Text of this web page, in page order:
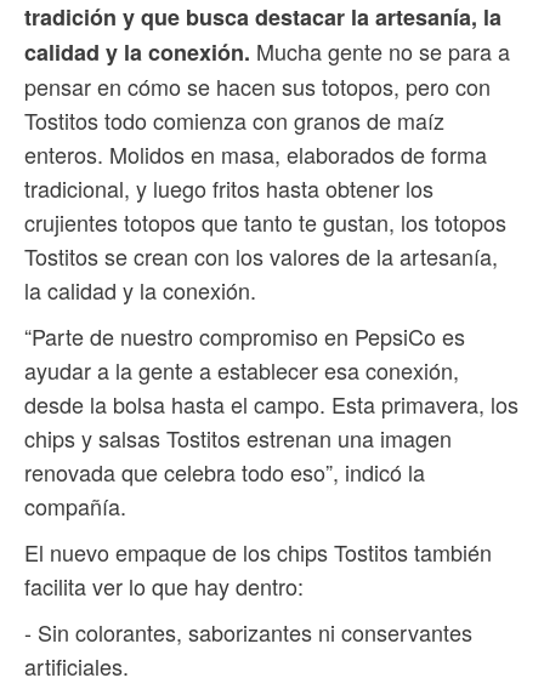
tradición y que busca destacar la artesanía, la
calidad y la conexión. Mucha gente no se para a
pensar en cómo se hacen sus totopos, pero con
Tostitos todo comienza con granos de maíz
enteros. Molidos en masa, elaborados de forma
tradicional, y luego fritos hasta obtener los
crujientes totopos que tanto te gustan, los totopos
Tostitos se crean con los valores de la artesanía,
la calidad y la conexión.
“Parte de nuestro compromiso en PepsiCo es
ayudar a la gente a establecer esa conexión,
desde la bolsa hasta el campo. Esta primavera, los
chips y salsas Tostitos estrenan una imagen
renovada que celebra todo eso”, indicó la
compañía.
El nuevo empaque de los chips Tostitos también
facilita ver lo que hay dentro:
- Sin colorantes, saborizantes ni conservantes
artificiales.